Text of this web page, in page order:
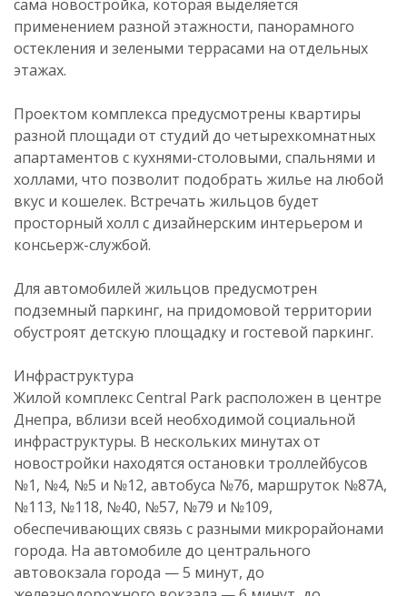
сама новостройка, которая выделяется
применением разной этажности, панорамного
остекления и зелеными террасами на отдельных
этажах.
Проектом комплекса предусмотрены квартиры
разной площади от студий до четырехкомнатных
апартаментов с кухнями-столовыми, спальнями и
холлами, что позволит подобрать жилье на любой
вкус и кошелек. Встречать жильцов будет
просторный холл с дизайнерским интерьером и
консьерж-службой.
Для автомобилей жильцов предусмотрен
подземный паркинг, на придомовой территории
обустроят детскую площадку и гостевой паркинг.
Инфраструктура
Жилой комплекс Central Park расположен в центре
Днепра, вблизи всей необходимой социальной
инфраструктуры. В нескольких минутах от
новостройки находятся остановки троллейбусов
№1, №4, №5 и №12, автобуса №76, маршруток №87А,
№113, №118, №40, №57, №79 и №109,
обеспечивающих связь с разными микрорайонами
города. На автомобиле до центрального
автовокзала города — 5 минут, до